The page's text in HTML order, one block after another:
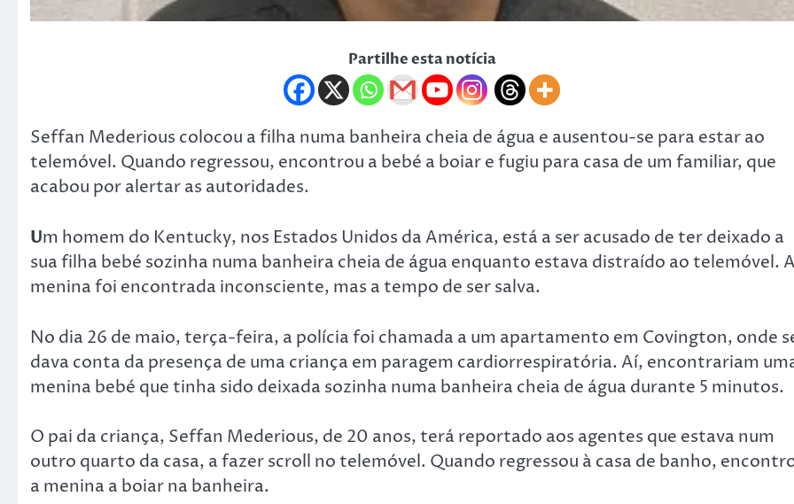
Partilhe esta notícia
Seffan Mederious colocou a filha numa banheira cheia de água e ausentou-se para estar ao
telemóvel. Quando regressou, encontrou a bebé a boiar e fugiu para casa de um familiar, que
acabou por alertar as autoridades.
Um homem do Kentucky, nos Estados Unidos da América, está a ser acusado de ter deixado a
sua filha bebé sozinha numa banheira cheia de água enquanto estava distraído ao telemóvel.
menina foi encontrada inconsciente, mas a tempo de ser salva.
No dia 26 de maio, terça-feira, a polícia foi chamada a um apartamento em Covington, onde
dava conta da presença de uma criança em paragem cardiorrespiratória. Aí, encontrariam
menina bebé que tinha sido deixada sozinha numa banheira cheia de água durante 5 minutos.
O pai da criança, Seffan Mederious, de 20 anos, terá reportado aos agentes que estava num
outro quarto da casa, a fazer scroll no telemóvel. Quando regressou à casa de banho,
a menina a boiar na banheira.